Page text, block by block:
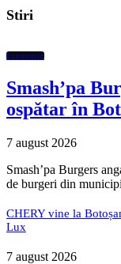
Stiri
Economic
Smash’pa
ospătar în
7 august 2026
Smash’pa Burgers
de burgeri din
CHERY vine la
Lux
7 august 2026